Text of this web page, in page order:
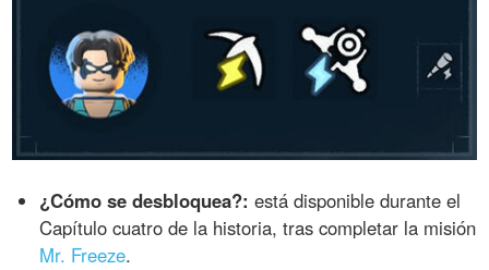
¿Cómo se desbloquea?: está disponible durante el
Capítulo cuatro de la historia, tras completar la misión
Mr. Freeze.